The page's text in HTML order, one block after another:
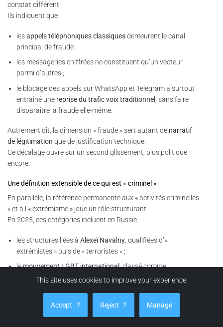
constat différent.
Ils indiquent que :
lesappels téléphoniques classiquesdemeurent le canal
principal de fraude ;
les messageries chiffrées ne constituent qu’un vecteur
parmi d’autres ;
le blocage des appels sur WhatsApp et Telegram a surtout
entraîné une reprise du trafic voix traditionnel , sans faire
disparaître la fraude elle-même.
Autrement dit, la dimension « fraude » sert autant de narratif
de légitimation que de justification technique.
Ce décalage ouvre sur un second glissement, plus politique
encore.
Une définition extensible de ce qui est « criminel »
En parallèle, la référence permanente aux « activités criminelles
» et à l’« extrémisme » joue un rôle structurant.
En 2025, ces catégories incluent en Russie :
les structures liées àAlexeï Navalny , qualifiées d’«
extrémistes » puis de « terroristes » ;
lemouvement LGBT international, classé comme
organisation extrémiste ;
de nombreuses ONG, médias indépendants et
organisations de défense des droits ;
des formes d’expression anti-guerre ou critiques de l’armée.
This site uses cookies to improve your experience.
Accept ? Reject ? Manage